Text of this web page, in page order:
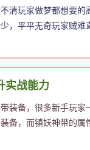
清玩家做梦都想要
，平平无奇玩家贼
实战能力
装备，很多新手玩
备，而镇妖神带的